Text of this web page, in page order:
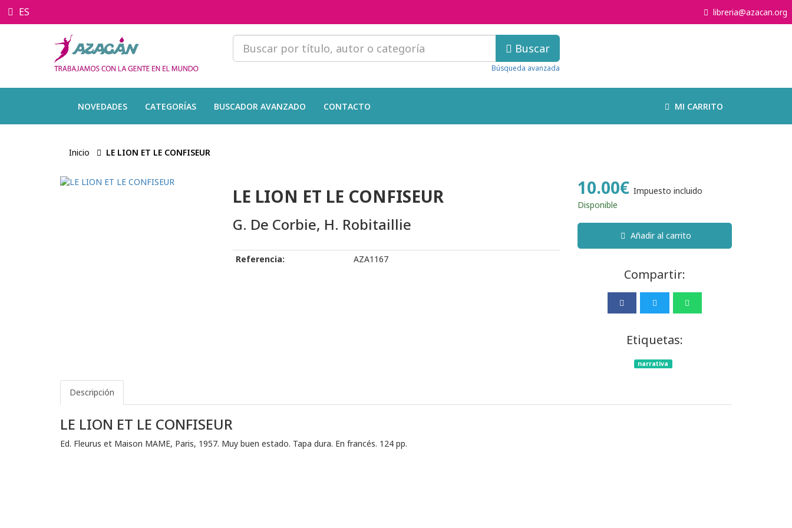
ES libreria@azacan.org
Buscar
Búsqueda avanzada
NOVEDADES CATEGORÍAS BUSCADOR AVANZADO CONTACTO MI CARRITO
Inicio LE LION ET LE CONFISEUR
LE LION ET LE CONFISEUR
G. De Corbie, H. Robitaillie
Referencia: AZA1167
10.00€ Impuesto incluido
Disponible
Añadir al carrito
Compartir:
Etiquetas:
narrativa
Descripción
LE LION ET LE CONFISEUR
Ed. Fleurus et Maison MAME, Paris, 1957. Muy buen estado. Tapa dura. En francés. 124 pp.